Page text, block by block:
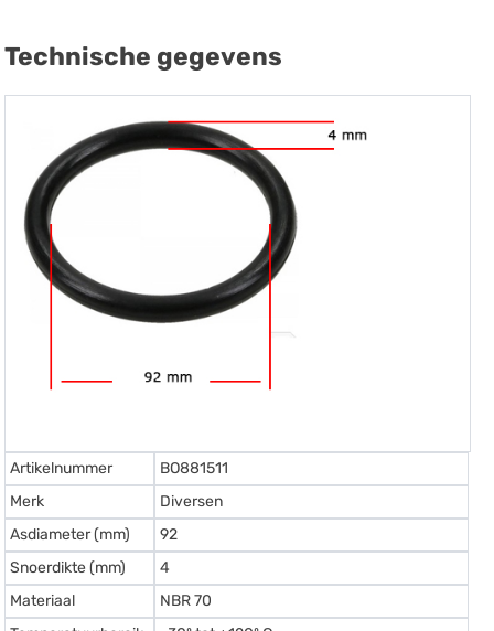
Technische gegevens
Artikelnummer
BO881511
Merk
Diversen
Asdiameter (mm)
92
Snoerdikte (mm)
4
Materiaal
NBR 70